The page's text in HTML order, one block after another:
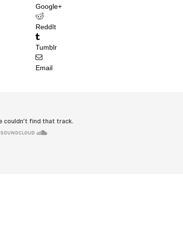
Google+
ReddIt
Tumblr
Email